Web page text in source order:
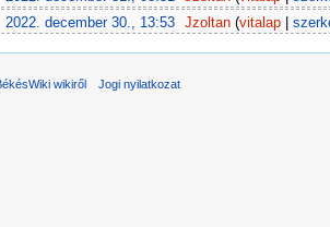
2022. december 30., 13:53 Jzoltan (vitalap |
wikiről Jogi nyilatkozat